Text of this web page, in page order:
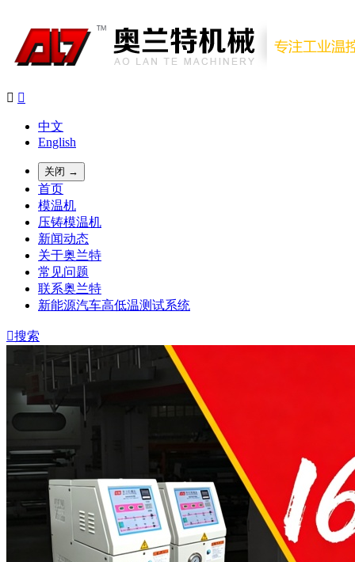
 
中文
English
关闭 →
首页
模温机
压铸模温机
新闻动态
关于奥兰特
常见问题
联系奥兰特
新能源汽车高低温测试系统
搜索